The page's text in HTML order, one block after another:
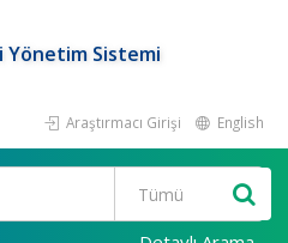
Yönetim Sistemi
Araştırmacı Girişi English